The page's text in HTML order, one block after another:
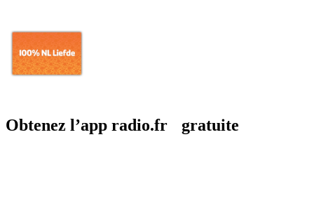
Obtenez l’app radio.fr gratuite